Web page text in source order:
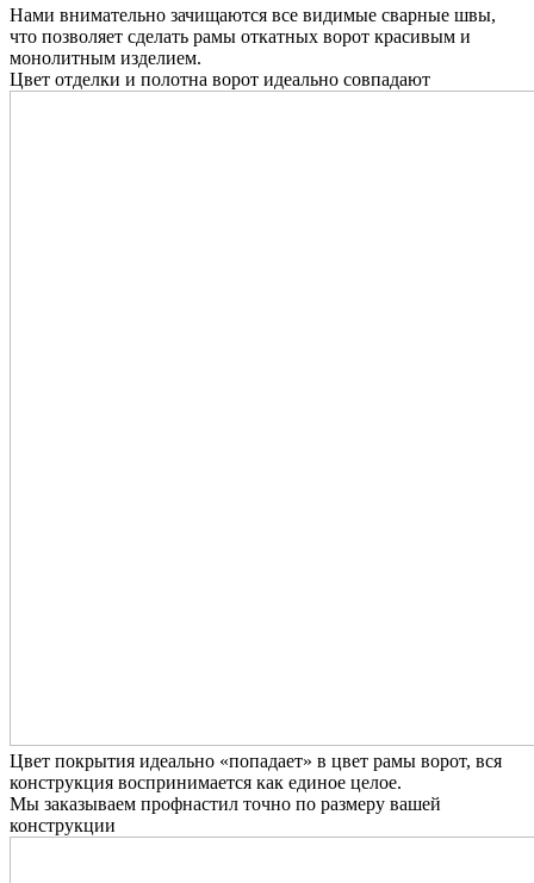
Нами внимательно зачищаются все видимые сварные швы,
что позволяет сделать рамы откатных ворот красивым и
монолитным изделием.
Цвет отделки и полотна ворот идеально совпадают
Цвет покрытия идеально «попадает» в цвет рамы ворот, вся
конструкция воспринимается как единое целое.
Мы заказываем профнастил точно по размеру вашей
конструкции